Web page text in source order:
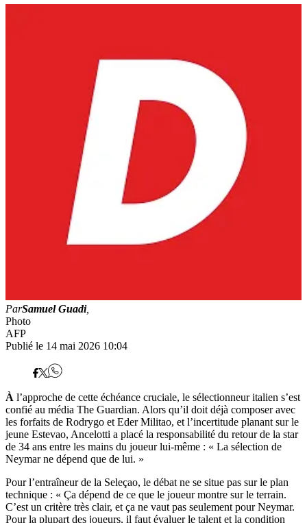
ParSamuel Guadi,
Photo
AFP
Publié le 14 mai 2026 10:04
À l’approche de cette échéance cruciale, le sélectionneur italien s’est
confié au média The Guardian. Alors qu’il doit déjà composer avec
les forfaits de Rodrygo et Eder Militao, et l’incertitude planant sur le
jeune Estevao, Ancelotti a placé la responsabilité du retour de la star
de 34 ans entre les mains du joueur lui-même : « La sélection de
Neymar ne dépend que de lui. »
Pour l’entraîneur de la Seleçao, le débat ne se situe pas sur le plan
technique : « Ça dépend de ce que le joueur montre sur le terrain.
C’est un critère très clair, et ça ne vaut pas seulement pour Neymar.
Pour la plupart des joueurs, il faut évaluer le talent et la condition